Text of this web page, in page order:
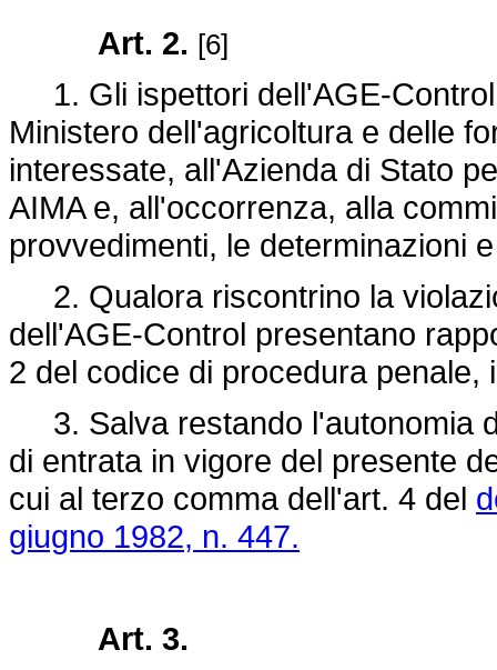
Art. 2. [6]
1. Gli ispettori dell'AGE-
Ministero dell'agricoltura e delle
interessate, all'Azienda di Stato
AIMA e, all'occorrenza, alla
provvedimenti, le determinazioni
2. Qualora riscontrino la
dell'AGE-Control presentano
2 del codice di procedura
3. Salva restando l'autonomia
di entrata in vigore del presente
cui al terzo comma dell'art. 4 del
giugno 1982, n. 447.
Art. 3.